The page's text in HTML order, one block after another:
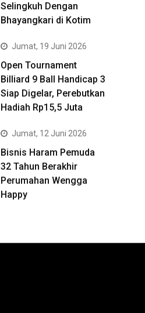
Selingkuh Dengan
Bhayangkari di Kotim
Jumat, 19 Juni 2026
Open Tournament
Billiard 9 Ball Handicap 3
Siap Digelar, Perebutkan
Hadiah Rp15,5 Juta
Jumat, 12 Juni 2026
Bisnis Haram Pemuda
32 Tahun Berakhir
Perumahan Wengga
Happy